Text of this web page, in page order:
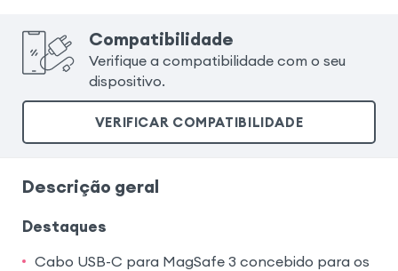
Compatibilidade
Verifique a compatibilidade com o seu
dispositivo.
VERIFICAR COMPATIBILIDADE
Descrição geral
Destaques
Cabo USB-C para MagSafe 3 concebido para os